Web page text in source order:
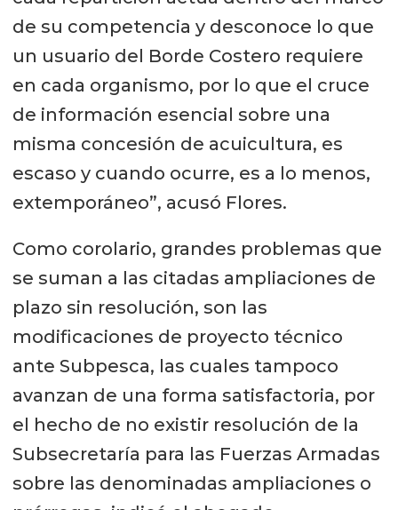
de su competencia y desconoce lo que
un usuario del Borde Costero requiere
en cada organismo, por lo que el cruce
de información esencial sobre una
misma concesión de acuicultura, es
escaso y cuando ocurre, es a lo menos,
extemporáneo”, acusó Flores.
Como corolario, grandes problemas que
se suman a las citadas ampliaciones de
plazo sin resolución, son las
modificaciones de proyecto técnico
ante Subpesca, las cuales tampoco
avanzan de una forma satisfactoria, por
el hecho de no existir resolución de la
Subsecretaría para las Fuerzas Armadas
sobre las denominadas ampliaciones o